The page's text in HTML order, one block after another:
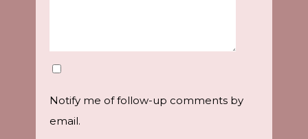
Notify me of follow-up comments by
email.